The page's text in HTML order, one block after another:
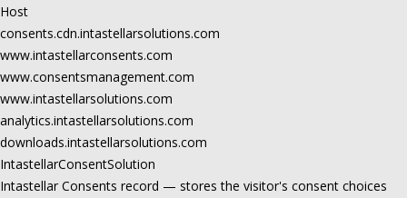
Host
consents.cdn.intastellarsolutions.com
www.intastellarconsents.com
www.consentsmanagement.com
www.intastellarsolutions.com
analytics.intastellarsolutions.com
downloads.intastellarsolutions.com
IntastellarConsentSolution
Intastellar Consents record — stores the visitor's consent choices